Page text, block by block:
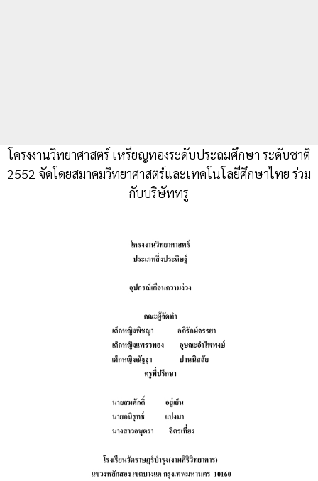
โครงงานวิทยาศาสตร์ เหรียญทองระดับประถมศึกษา ระดับชาติ
2552 จัดโดยสมาคมวิทยาศาสตร์และเทคโนโลยีศึกษาไทย ร่วม
กับบริษัททรู